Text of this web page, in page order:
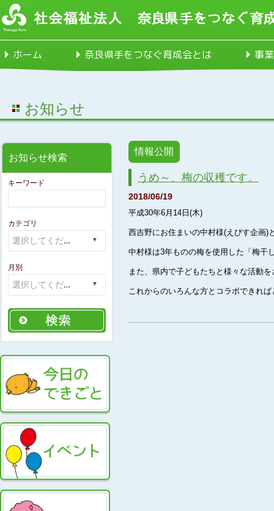
ホーム 奈良県手をつなぐ育成会とは 事
お知らせ
お知らせ検索
キーワード
カテゴリ
月別
情報公開
うめ～、梅の収穫です。
2018/06/19
平成30年6月14日(木)
西吉野にお住まいの中村様(えびす企画)
中村様は3年ものの梅を使用した「梅干
また、県内で子どもたちと様々な活動
これからのいろんな方とコラボできれ